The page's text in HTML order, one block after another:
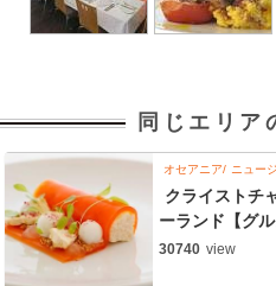
同じエリア
オセアニア ニュー
クライストチ
ーランド【グル
30740 view